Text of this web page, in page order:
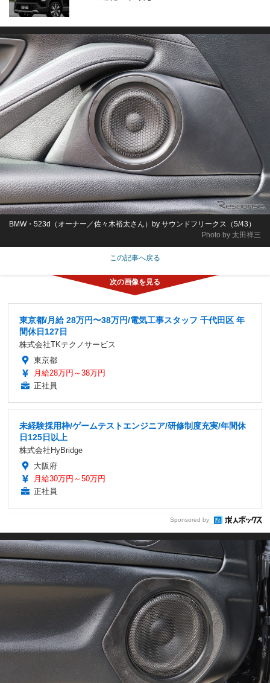
Photo by 太田祥三
BMW・523d（オーナー／佐々木裕太さん）by サウンドフリークス（5/43）
この記事へ戻る
東京都/月給 28万円〜38万円/電気工事スタッフ 千代田区 年
間休日127日
株式会社TKテクノサービス
東京都
月給28万円～38万円
正社員
未経験採用枠/ゲームテストエンジニア/研修制度充実/年間休
日125日以上
株式会社HyBridge
大阪府
月給30万円～50万円
正社員
Sponsored by